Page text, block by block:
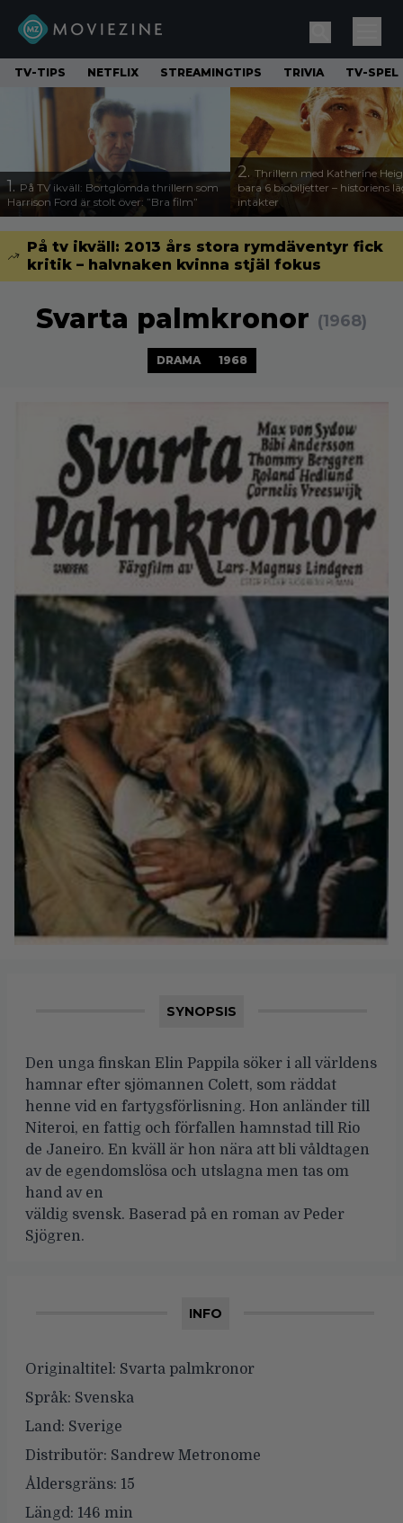
TV-TIPS NETFLIX STREAMINGTIPS TRIVIA TV-SPEL
1. På TV ikväll: Bortglömda thrillern som
Harrison Ford är stolt över: ”Bra film”
2. Thrillern med Katherine
bara 6 biobiljetter – historiens
intäkter
På tv ikväll: 2013 års stora rymdäventyr fick
kritik – halvnaken kvinna stjäl fokus
Svarta palmkronor (1968)
DRAMA 1968
SYNOPSIS
Den unga finskan Elin Pappila söker i all världens
hamnar efter sjömannen Colett, som räddat
henne vid en fartygsförlisning. Hon anländer till
Niteroi, en fattig och förfallen hamnstad till Rio
de Janeiro. En kväll är hon nära att bli våldtagen
av de egendomslösa och utslagna men tas om
hand av en
väldig svensk. Baserad på en roman av Peder
Sjögren.
INFO
Originaltitel: Svarta palmkronor
Språk: Svenska
Land: Sverige
Distributör: Sandrew Metronome
Åldersgräns: 15
Längd: 146 min